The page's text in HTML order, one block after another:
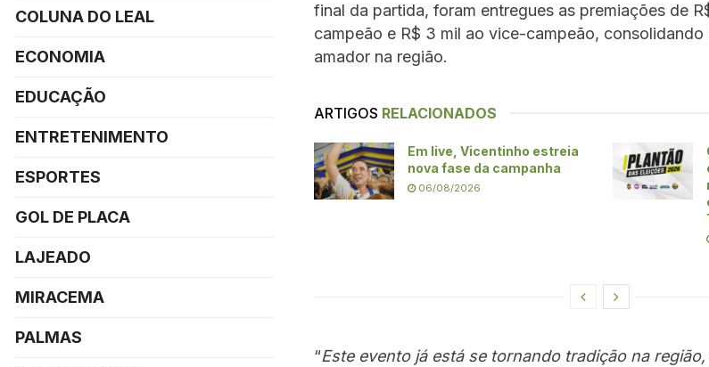
final da partida, foram entregues as premiações de
campeão e R$ 3 mil ao vice-campeão,
amador na região.
ARTIGOS RELACIONADOS
Em live, Vicentinho estreia
nova fase da campanha
06/08/2026
“Este evento já está se tornando tradição na
COLUNA DO LEAL
ECONOMIA
EDUCAÇÃO
ENTRETENIMENTO
ESPORTES
GOL DE PLACA
LAJEADO
MIRACEMA
PALMAS